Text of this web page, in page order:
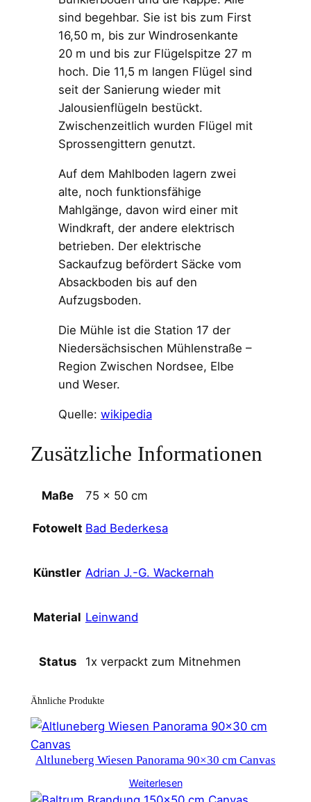
sind begehbar. Sie ist bis zum First
16,50 m, bis zur Windrosenkante
20 m und bis zur Flügelspitze 27 m
hoch. Die 11,5 m langen Flügel sind
seit der Sanierung wieder mit
Jalousienflügeln bestückt.
Zwischenzeitlich wurden Flügel mit
Sprossengittern genutzt.
Auf dem Mahlboden lagern zwei
alte, noch funktionsfähige
Mahlgänge, davon wird einer mit
Windkraft, der andere elektrisch
betrieben. Der elektrische
Sackaufzug befördert Säcke vom
Absackboden bis auf den
Aufzugsboden.
Die Mühle ist die Station 17 der
Niedersächsischen Mühlenstraße –
Region Zwischen Nordsee, Elbe
und Weser.
Quelle: wikipedia
Zusätzliche Informationen
Maße 75 × 50 cm
Fotowelt Bad Bederkesa
Künstler Adrian J.-G. Wackernah
Material Leinwand
Status 1x verpackt zum Mitnehmen
Ähnliche Produkte
Altluneberg Wiesen Panorama 90×30 cm Canvas
Weiterlesen